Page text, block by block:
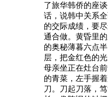
了旅华韩侨的座
话，说韩中关系
的交际成绩，要
通合做。黄昏里
的奥秘薄暮六点
层，把金红色的
母亲坐正在灶台
的青菜，左手握
刀。刀起刀落，